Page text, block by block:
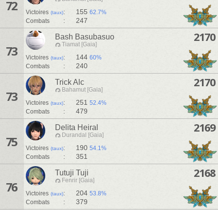
72
Victoires (taux): 155 62.7%
Combats
: 247
73
Bash Basubasuo
Tiamat [Gaia]
Victoires (taux): 144 60%
Combats
: 240
2170
73
Trick Alc
Bahamut [Gaia]
Victoires (taux): 251 52.4%
Combats
: 479
2170
75
Delita Heiral
Durandal [Gaia]
Victoires (taux): 190 54.1%
Combats
: 351
2169
76
Tutuji Tuji
Fenrir [Gaia]
Victoires (taux): 204 53.8%
Combats
: 379
2168